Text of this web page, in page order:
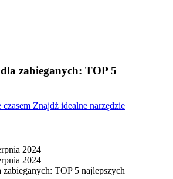
zabieganych: TOP 5
Znajdź idealne narzędzie
2024
2024